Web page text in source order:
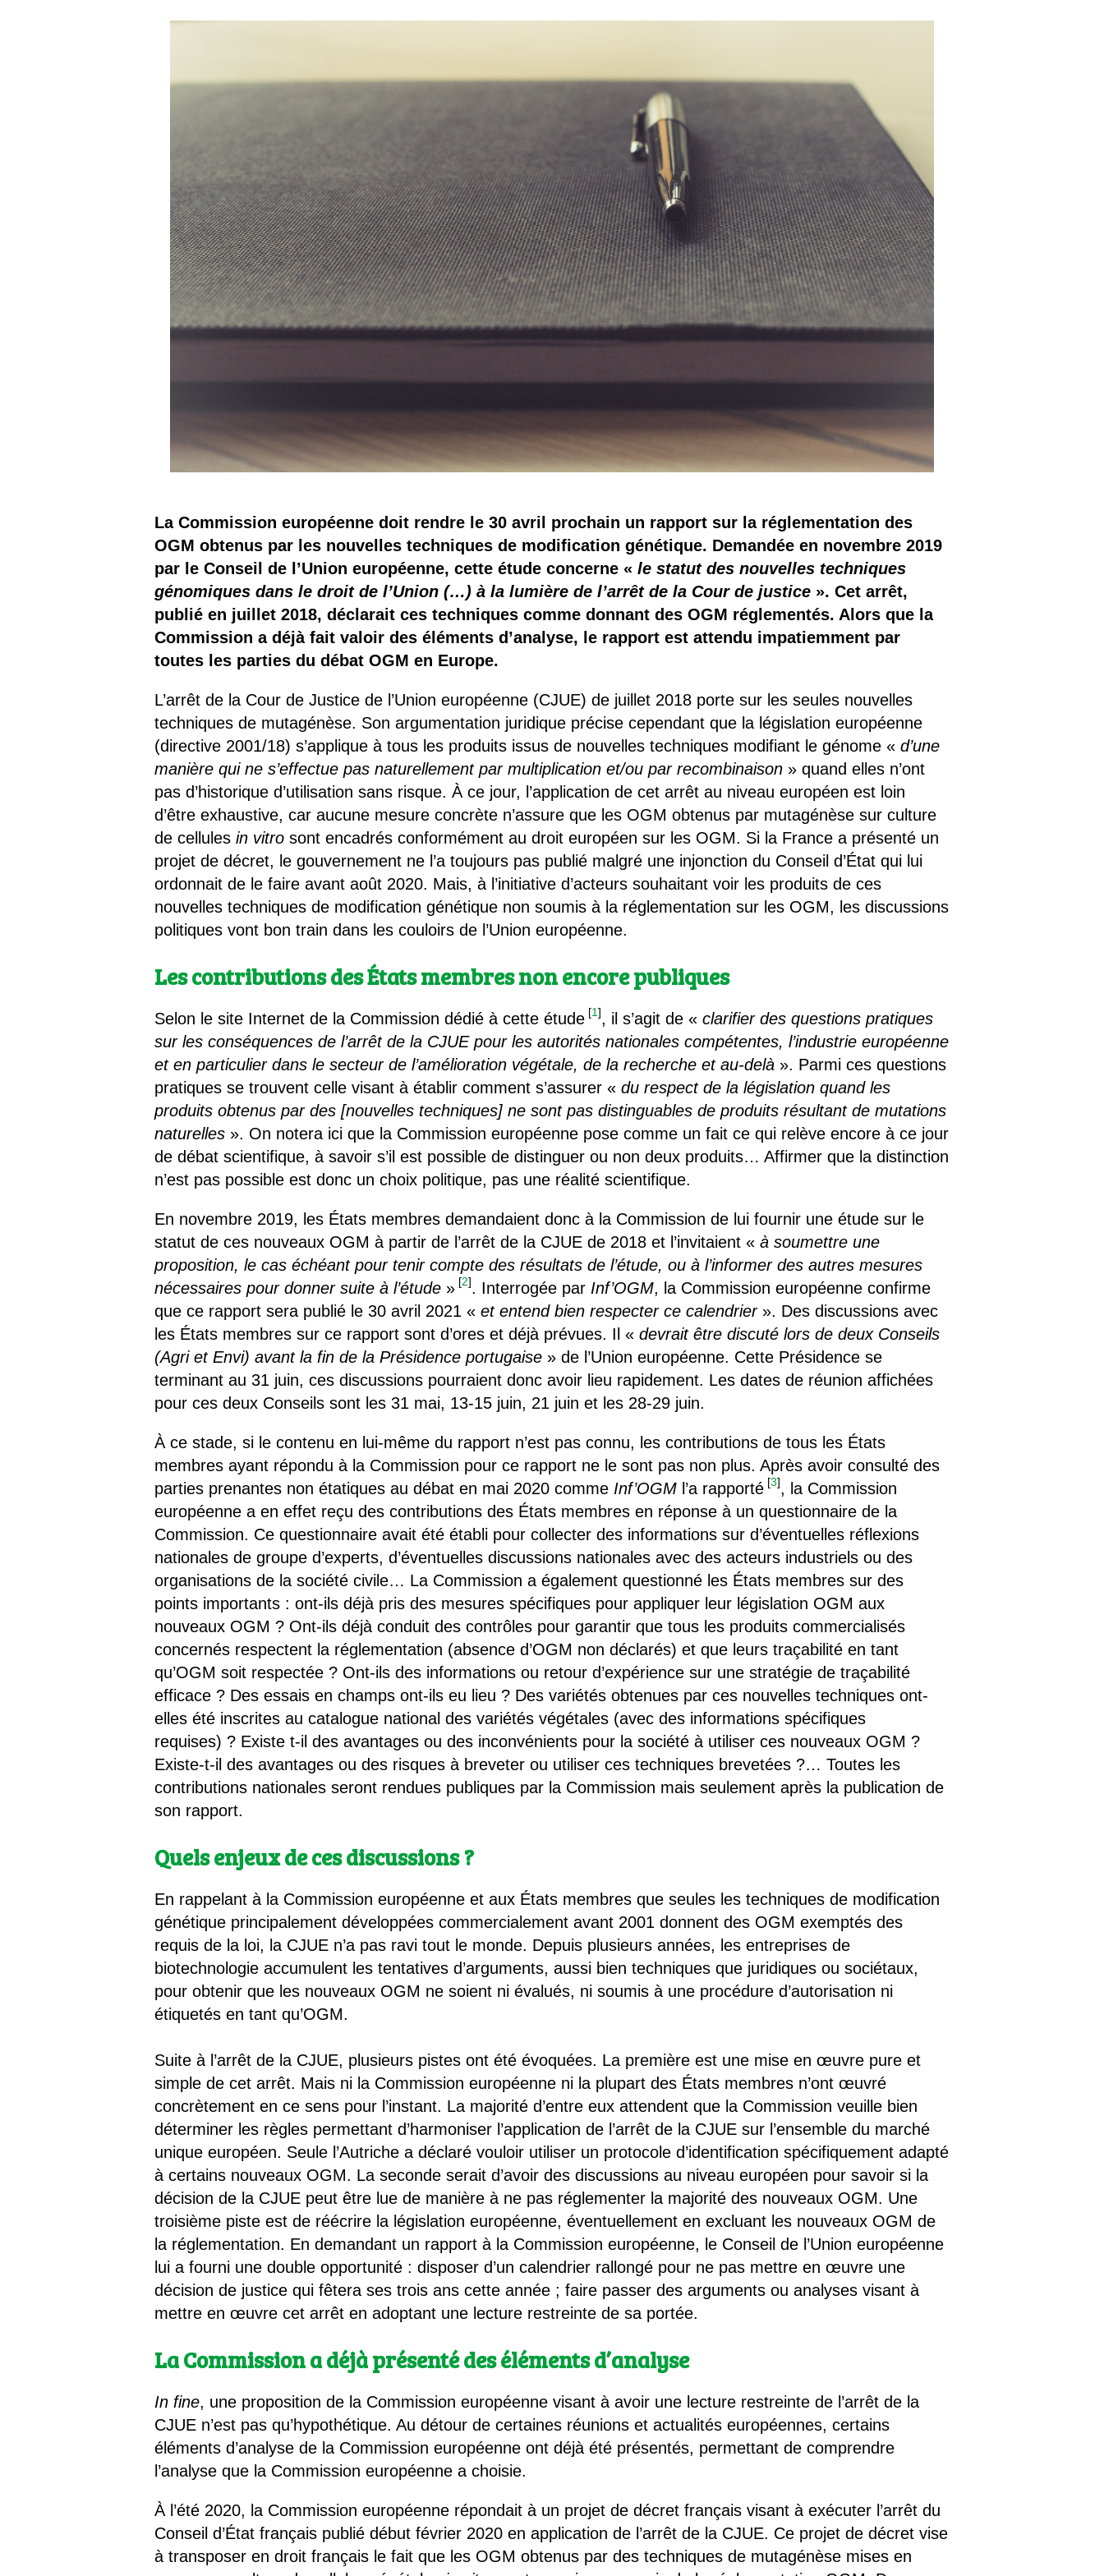
Quels sont les avantages et les inconvénients des OGM ?
La Commission européenne doit rendre le 30 avril prochain un rapport sur la réglementation des
OGM obtenus par les nouvelles techniques de modification génétique. Demandée en novembre 2019
par le Conseil de l’Union européenne, cette étude concerne «le statut des nouvelles techniques
génomiques dans le droit de l’Union (…) à la lumière de l’arrêt de la Cour de justice ». Cet arrêt,
publié en juillet 2018, déclarait ces techniques comme donnant des OGM réglementés. Alors que la
Commission a déjà fait valoir des éléments d’analyse, le rapport est attendu impatiemment par
toutes les parties du débat OGM en Europe.
L’arrêt de la Cour de Justice de l’Union européenne (CJUE) de juillet 2018 porte sur les seules nouvelles
techniques de mutagénèse. Son argumentation juridique précise cependant que la législation européenne
(directive 2001/18) s’applique à tous les produits issus de nouvelles techniques modifiant le génome «d’une
manière qui ne s’effectue pas naturellement par multiplication et/ou par recombinaison » quand elles n’ont
pas d’historique d’utilisation sans risque. À ce jour, l’application de cet arrêt au niveau européen est loin
d’être exhaustive, car aucune mesure concrète n’assure que les OGM obtenus par mutagénèse sur culture
de cellulesin vitro sont encadrés conformément au droit européen sur les OGM. Si la France a présenté un
projet de décret, le gouvernement ne l’a toujours pas publié malgré une injonction du Conseil d’État qui lui
ordonnait de le faire avant août 2020. Mais, à l’initiative d’acteurs souhaitant voir les produits de ces
nouvelles techniques de modification génétique non soumis à la réglementation sur les OGM, les discussions
politiques vont bon train dans les couloirs de l’Union européenne.
Les contributions des États membres non encore publiques
Selon le site Internet de la Commission dédié à cette étude [1], il s’agit de «clarifier des questions pratiques
sur les conséquences de l’arrêt de la CJUE pour les autorités nationales compétentes, l’industrie européenne
et en particulier dans le secteur de l’amélioration végétale, de la recherche et au-delà ». Parmi ces questions
pratiques se trouvent celle visant à établir comment s’assurer «du respect de la législation quand les
produits obtenus par des [nouvelles techniques] ne sont pas distinguables de produits résultant de mutations
naturelles ». On notera ici que la Commission européenne pose comme un fait ce qui relève encore à ce jour
de débat scientifique, à savoir s’il est possible de distinguer ou non deux produits… Affirmer que la distinction
n’est pas possible est donc un choix politique, pas une réalité scientifique.
En novembre 2019, les États membres demandaient donc à la Commission de lui fournir une étude sur le
statut de ces nouveaux OGM à partir de l’arrêt de la CJUE de 2018 et l’invitaient «à soumettre une
proposition, le cas échéant pour tenir compte des résultats de l’étude, ou à l’informer des autres mesures
nécessaires pour donner suite à l’étude » [2]. Interrogée par Inf’OGM, la Commission européenne confirme
que ce rapport sera publié le 30 avril 2021 «et entend bien respecter ce calendrier». Des discussions avec
les États membres sur ce rapport sont d’ores et déjà prévues. Il «devrait être discuté lors de deux Conseils
(Agri et Envi) avant la fin de la Présidence portugaise » de l’Union européenne. Cette Présidence se
terminant au 31 juin, ces discussions pourraient donc avoir lieu rapidement. Les dates de réunion affichées
pour ces deux Conseils sont les 31 mai, 13-15 juin, 21 juin et les 28-29 juin.
À ce stade, si le contenu en lui-même du rapport n’est pas connu, les contributions de tous les États
membres ayant répondu à la Commission pour ce rapport ne le sont pas non plus. Après avoir consulté des
parties prenantes non étatiques au débat en mai 2020 comme Inf’OGM l’a rapporté [3], la Commission
européenne a en effet reçu des contributions des États membres en réponse à un questionnaire de la
Commission. Ce questionnaire avait été établi pour collecter des informations sur d’éventuelles réflexions
nationales de groupe d’experts, d’éventuelles discussions nationales avec des acteurs industriels ou des
organisations de la société civile… La Commission a également questionné les États membres sur des
points importants : ont-ils déjà pris des mesures spécifiques pour appliquer leur législation OGM aux
nouveaux OGM ? Ont-ils déjà conduit des contrôles pour garantir que tous les produits commercialisés
concernés respectent la réglementation (absence d’OGM non déclarés) et que leurs traçabilité en tant
qu’OGM soit respectée ? Ont-ils des informations ou retour d’expérience sur une stratégie de traçabilité
efficace ? Des essais en champs ont-ils eu lieu ? Des variétés obtenues par ces nouvelles techniques ont-
elles été inscrites au catalogue national des variétés végétales (avec des informations spécifiques
requises) ? Existe t-il des avantages ou des inconvénients pour la société à utiliser ces nouveaux OGM ?
Existe-t-il des avantages ou des risques à breveter ou utiliser ces techniques brevetées ?… Toutes les
contributions nationales seront rendues publiques par la Commission mais seulement après la publication de
son rapport.
Quels enjeux de ces discussions ?
En rappelant à la Commission européenne et aux États membres que seules les techniques de modification
génétique principalement développées commercialement avant 2001 donnent des OGM exemptés des
requis de la loi, la CJUE n’a pas ravi tout le monde. Depuis plusieurs années, les entreprises de
biotechnologie accumulent les tentatives d’arguments, aussi bien techniques que juridiques ou sociétaux,
pour obtenir que les nouveaux OGM ne soient ni évalués, ni soumis à une procédure d’autorisation ni
étiquetés en tant qu’OGM.
Suite à l’arrêt de la CJUE, plusieurs pistes ont été évoquées. La première est une mise en œuvre pure et
simple de cet arrêt. Mais ni la Commission européenne ni la plupart des États membres n’ont œuvré
concrètement en ce sens pour l’instant. La majorité d’entre eux attendent que la Commission veuille bien
déterminer les règles permettant d’harmoniser l’application de l’arrêt de la CJUE sur l’ensemble du marché
unique européen. Seule l’Autriche a déclaré vouloir utiliser un protocole d’identification spécifiquement adapté
à certains nouveaux OGM. La seconde serait d’avoir des discussions au niveau européen pour savoir si la
décision de la CJUE peut être lue de manière à ne pas réglementer la majorité des nouveaux OGM. Une
troisième piste est de réécrire la législation européenne, éventuellement en excluant les nouveaux OGM de
la réglementation. En demandant un rapport à la Commission européenne, le Conseil de l’Union européenne
lui a fourni une double opportunité : disposer d’un calendrier rallongé pour ne pas mettre en œuvre une
décision de justice qui fêtera ses trois ans cette année ; faire passer des arguments ou analyses visant à
mettre en œuvre cet arrêt en adoptant une lecture restreinte de sa portée.
La Commission a déjà présenté des éléments d’analyse
In fine, une proposition de la Commission européenne visant à avoir une lecture restreinte de l’arrêt de la
CJUE n’est pas qu’hypothétique. Au détour de certaines réunions et actualités européennes, certains
éléments d’analyse de la Commission européenne ont déjà été présentés, permettant de comprendre
l’analyse que la Commission européenne a choisie.
À l’été 2020, la Commission européenne répondait à un projet de décret français visant à exécuter l’arrêt du
Conseil d’État français publié début février 2020 en application de l’arrêt de la CJUE. Ce projet de décret vise
à transposer en droit français le fait que les OGM obtenus par des techniques de mutagénèse mises en